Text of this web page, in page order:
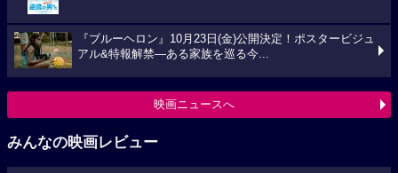
『ブルーヘロン』10月23日(金)公開決定！ポスタービジュ
アル&特報解禁―ある家族を巡る今...
映画ニュースへ
みんなの映画レビュー